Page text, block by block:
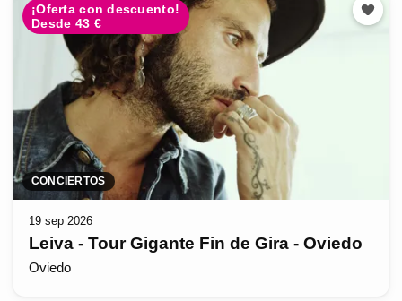
¡Oferta con descuento!
Desde 43 €
CONCIERTOS
19 sep 2026
Leiva - Tour Gigante Fin de Gira - Oviedo
Oviedo